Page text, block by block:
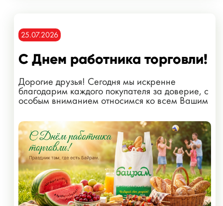
25.07.2026
С Днем работника торговли!
Дорогие друзья! Сегодня мы искренне
благодарим каждого покупателя за доверие, с
особым вниманием относимся ко всем Вашим